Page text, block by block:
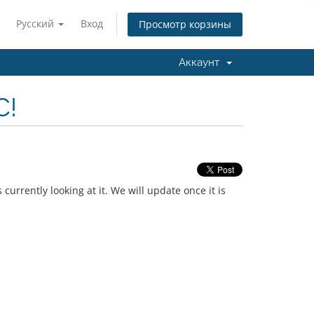
Русский Вход Просмотр корзины
Аккаунт
looking at it. We will update once it is